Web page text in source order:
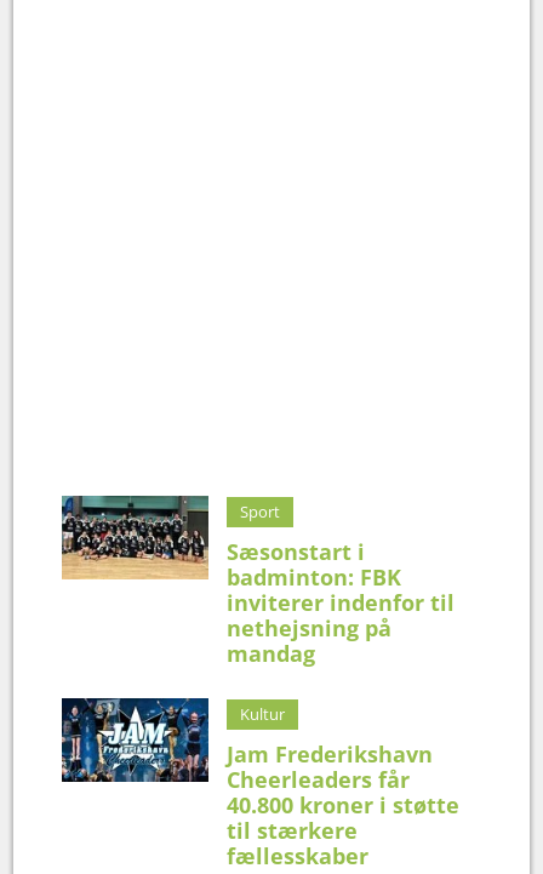
Sport
Sæsonstart i
badminton: FBK
inviterer indenfor til
nethejsning på
mandag
Kultur
Jam Frederikshavn
Cheerleaders får
40.800 kroner i støtte
til stærkere
fællesskaber